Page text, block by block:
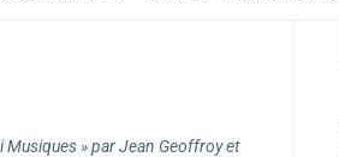
» par Jean Geoffroy et